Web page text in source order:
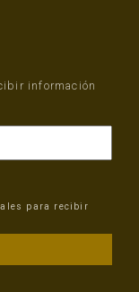
información
para recibir